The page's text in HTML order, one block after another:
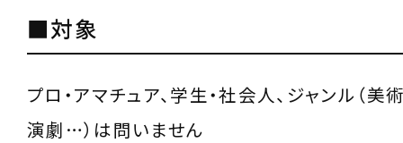
■対象
プロ・アマチュア、学生・社会人、ジャンル（美
演劇…）は問いません